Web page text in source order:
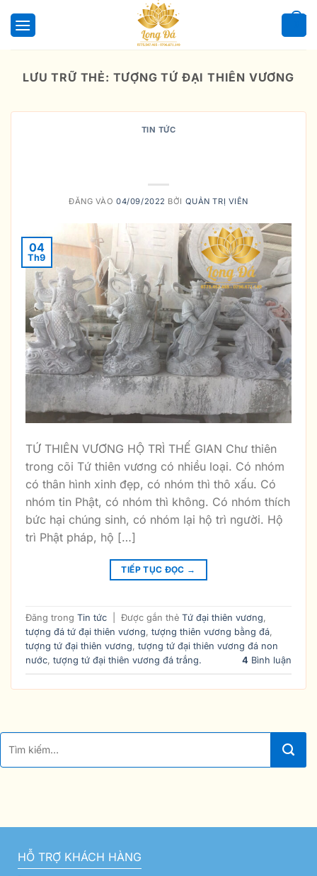
qua
LƯU TRỮ THẺ: TƯỢNG TỨ ĐẠI THIÊN VƯƠNG
TIN TỨC
ĐĂNG VÀO04/09/2022 BỞI QUẢN TRỊ VIÊN
04
Th9
TỨ THIÊN VƯƠNG HỘ TRÌ THẾ GIAN Chư thiên
trong cõi Tứ thiên vương có nhiều loại. Có nhóm
có thân hình xinh đẹp, có nhóm thì thô xấu. Có
nhóm tin Phật, có nhóm thì không. Có nhóm thích
bức hại chúng sinh, có nhóm lại hộ trì người. Hộ
trì Phật pháp, hộ […]
TIẾP TỤC ĐỌC →
Đăng trong Tin tức Được gắn thẻ Tứ đại thiên vương,
tượng đá tứ đại thiên vương, tượng thiên vương bằng đá,
tượng tứ đại thiên vương, tượng tứ đại thiên vương đá non
nước, tượng tứ đại thiên vương đá trắng. 4 Bình luận
HỖ TRỢ KHÁCH HÀNG